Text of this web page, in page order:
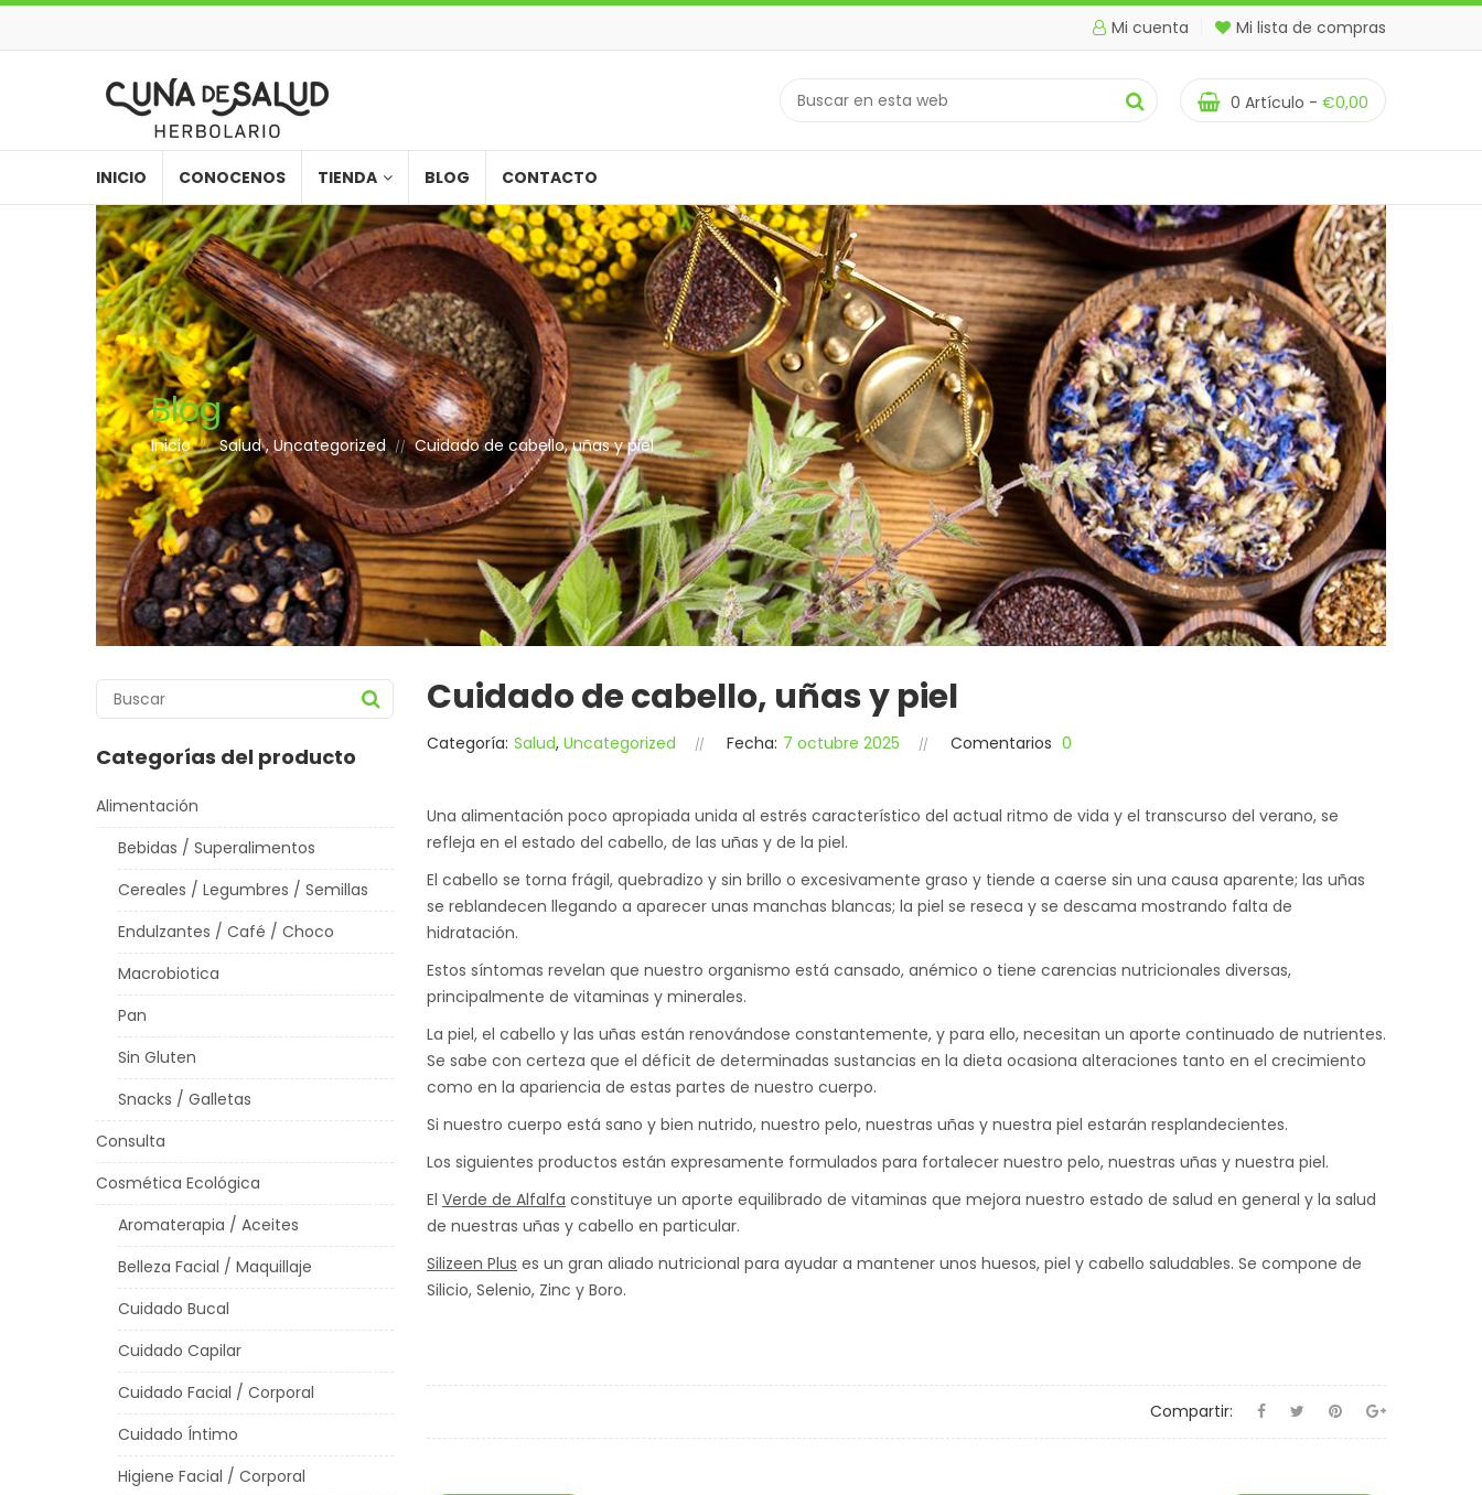
Mi cuenta Mi lista de compras
0 Artículo - €0,00
INICIO CONOCENOS TIENDA BLOG CONTACTO
Blog
Inicio // Salud, Uncategorized // Cuidado de cabello, uñas y piel
Categorías del producto
Alimentación
Bebidas / Superalimentos
Cereales / Legumbres / Semillas
Endulzantes / Café / Choco
Macrobiotica
Pan
Sin Gluten
Snacks / Galletas
Consulta
Cosmética Ecológica
Aromaterapia / Aceites
Belleza Facial / Maquillaje
Cuidado Bucal
Cuidado Capilar
Cuidado Facial / Corporal
Cuidado Íntimo
Higiene Facial / Corporal
Cuidado de cabello, uñas y piel
Categoría: Salud, Uncategorized Fecha: 7 octubre 2025 Comentarios 0
Una alimentación poco apropiada unida al estrés característico del actual ritmo de vida y el transcurso del verano, se
refleja en el estado del cabello, de las uñas y de la piel.
El cabello se torna frágil, quebradizo y sin brillo o excesivamente graso y tiende a caerse sin una causa aparente; las uñas
se reblandecen llegando a aparecer unas manchas blancas; la piel se reseca y se descama mostrando falta de
hidratación.
Estos síntomas revelan que nuestro organismo está cansado, anémico o tiene carencias nutricionales diversas,
principalmente de vitaminas y minerales.
La piel, el cabello y las uñas están renovándose constantemente, y para ello, necesitan un aporte continuado de nutrientes.
Se sabe con certeza que el déficit de determinadas sustancias en la dieta ocasiona alteraciones tanto en el crecimiento
como en la apariencia de estas partes de nuestro cuerpo.
Si nuestro cuerpo está sano y bien nutrido, nuestro pelo, nuestras uñas y nuestra piel estarán resplandecientes.
Los siguientes productos están expresamente formulados para fortalecer nuestro pelo, nuestras uñas y nuestra piel.
El Verde de Alfalfa constituye un aporte equilibrado de vitaminas que mejora nuestro estado de salud en general y la salud
de nuestras uñas y cabello en particular.
Silizeen Plus es un gran aliado nutricional para ayudar a mantener unos huesos, piel y cabello saludables. Se compone de
Silicio, Selenio, Zinc y Boro.
Compartir: